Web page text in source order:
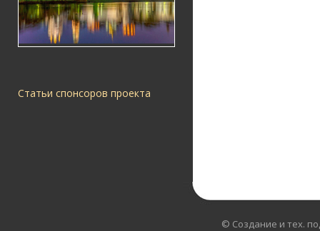
Статьи спонсоров проекта
© Создание и тех.